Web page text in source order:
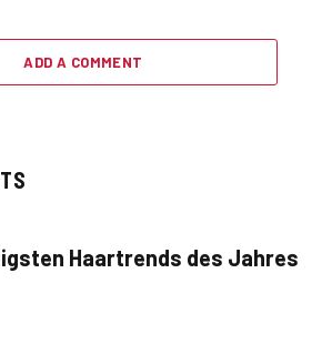
ADD A COMMENT
Haartrends des Jahres